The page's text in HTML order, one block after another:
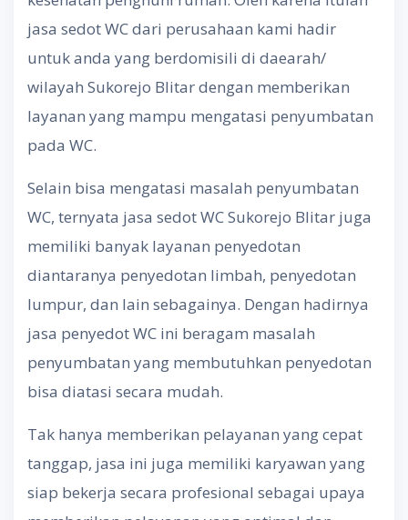
jasa sedot WC dari perusahaan kami hadir
untuk anda yang berdomisili di daearah/
wilayah Sukorejo Blitar dengan memberikan
layanan yang mampu mengatasi penyumbatan
pada WC.
Selain bisa mengatasi masalah penyumbatan
WC, ternyata jasa sedot WC Sukorejo Blitar juga
memiliki banyak layanan penyedotan
diantaranya penyedotan limbah, penyedotan
lumpur, dan lain sebagainya. Dengan hadirnya
jasa penyedot WC ini beragam masalah
penyumbatan yang membutuhkan penyedotan
bisa diatasi secara mudah.
Tak hanya memberikan pelayanan yang cepat
tanggap, jasa ini juga memiliki karyawan yang
siap bekerja secara profesional sebagai upaya